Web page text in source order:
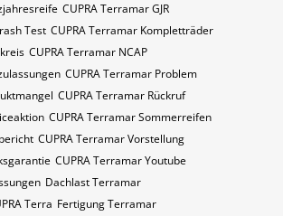
CUPRA Terramar GJR
Test CUPRA Terramar Kompletträder
CUPRA Terramar NCAP
CUPRA Terramar Problem
CUPRA Terramar Rückruf
CUPRA Terramar Sommerreifen
CUPRA Terramar Vorstellung
CUPRA Terramar Youtube
Dachlast Terramar
Terra Fertigung Terramar